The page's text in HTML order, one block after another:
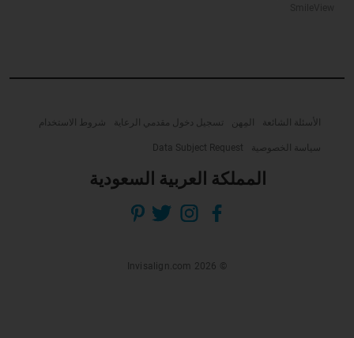
الأسئلة الشائعة المِهن تسجيل دخول مقدمي الرعاية شروط الاستخدام
سياسة الخصوصية Data Subject Request
المملكة العربية السعودية
© Invisalign.com 2026